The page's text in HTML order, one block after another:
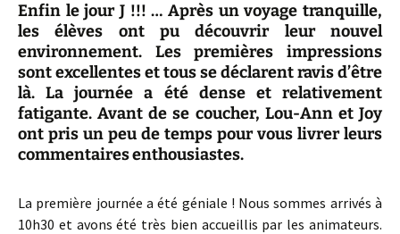
Enfin le jour J !!! … Après un voyage tranquille,
les élèves ont pu découvrir leur nouvel
environnement. Les premières impressions
sont excellentes et tous se déclarent ravis d’être
là. La journée a été dense et relativement
fatigante. Avant de se coucher, Lou-Ann et Joy
ont pris un peu de temps pour vous livrer leurs
commentaires enthousiastes.
La première journée a été géniale ! Nous sommes arrivés à
10h30 et avons été très bien accueillis par les animateurs.